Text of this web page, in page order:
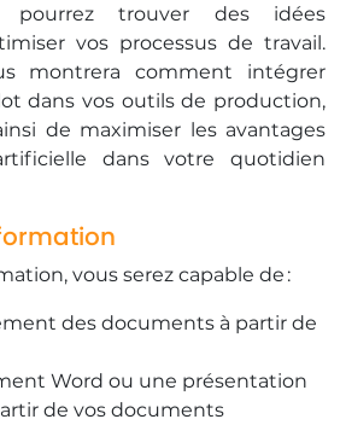
pourrez trouver des idées
vos processus de travail.
montrera comment intégrer
dans vos outils de production,
de maximiser les avantages
dans votre quotidien
vous serez capable de :
des documents à partir de
Word ou une présentation
de vos documents